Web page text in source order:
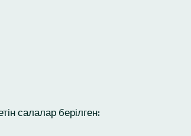
салалар берілген: